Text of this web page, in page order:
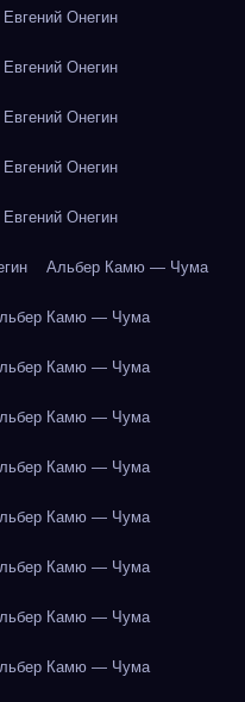
Онегин
Онегин
Онегин
Онегин
Онегин
Альбер Камю — Чума
Камю — Чума
Камю — Чума
Камю — Чума
Камю — Чума
Камю — Чума
Камю — Чума
Камю — Чума
Камю — Чума